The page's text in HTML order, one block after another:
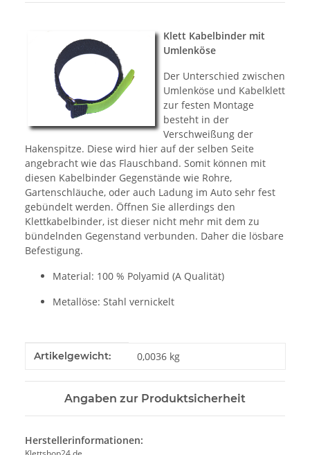
Klett Kabelbinder mit
Umlenköse
Der Unterschied zwischen
Umlenköse und Kabelklett
zur festen Montage
besteht in der
Verschweißung der
Hakenspitze. Diese wird hier auf der selben Seite
angebracht wie das Flauschband. Somit können mit
diesen Kabelbinder Gegenstände wie Rohre,
Gartenschläuche, oder auch Ladung im Auto sehr fest
gebündelt werden. Öffnen Sie allerdings den
Klettkabelbinder, ist dieser nicht mehr mit dem zu
bündelnden Gegenstand verbunden. Daher die lösbare
Befestigung.
Material: 100 % Polyamid (A Qualität)
Metallöse: Stahl vernickelt
Produkteigenschaft
Wert
Artikelgewicht: 0,0036 kg
Angaben zur Produktsicherheit
Herstellerinformationen: